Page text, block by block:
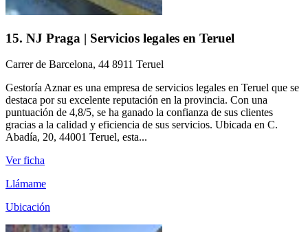
15. NJ Praga | Servicios legales en Teruel
Carrer de Barcelona, 44 8911 Teruel
Gestoría Aznar es una empresa de servicios legales en Teruel que se
destaca por su excelente reputación en la provincia. Con una
puntuación de 4,8/5, se ha ganado la confianza de sus clientes
gracias a la calidad y eficiencia de sus servicios. Ubicada en C.
Abadía, 20, 44001 Teruel, esta...
Ver ficha
Llámame
Ubicación